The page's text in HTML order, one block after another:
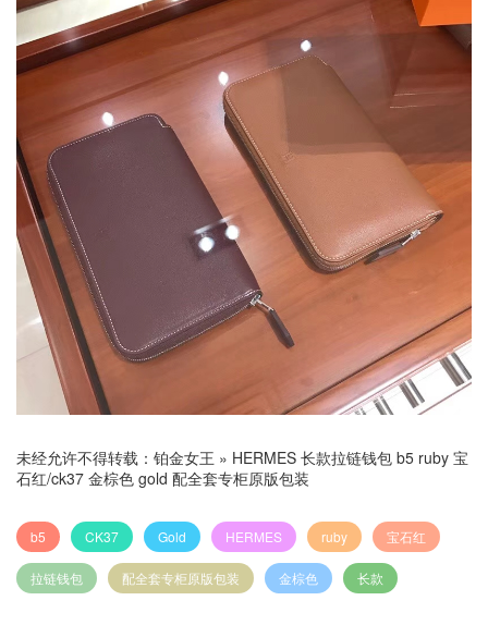
未经允许不得转载： 铂金女王 » HERMES 长款拉链钱包 b5 ruby 宝
石红/ck37 金棕色 gold 配全套专柜原版包装
b5 CK37 Gold HERMES ruby 宝石红
拉链钱包 配全套专柜原版包装 金棕色 长款